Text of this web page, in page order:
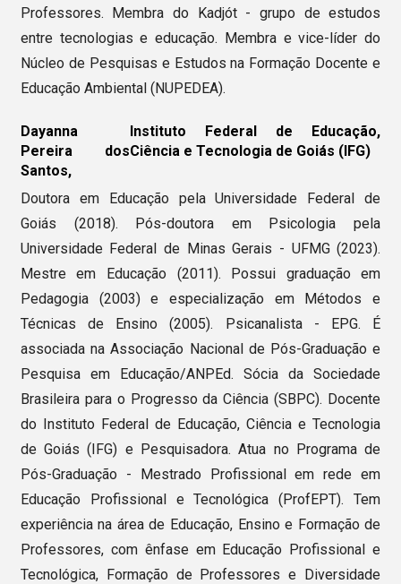
Professores. Membra do Kadjót - grupo de estudos
entre tecnologias e educação. Membra e vice-líder do
Núcleo de Pesquisas e Estudos na Formação Docente e
Educação Ambiental (NUPEDEA).
Dayanna
Pereira dos
Santos,
Instituto Federal de Educação,
Ciência e Tecnologia de Goiás (IFG)
Doutora em Educação pela Universidade Federal de
Goiás (2018). Pós-doutora em Psicologia pela
Universidade Federal de Minas Gerais - UFMG (2023).
Mestre em Educação (2011). Possui graduação em
Pedagogia (2003) e especialização em Métodos e
Técnicas de Ensino (2005). Psicanalista - EPG. É
associada na Associação Nacional de Pós-Graduação e
Pesquisa em Educação/ANPEd. Sócia da Sociedade
Brasileira para o Progresso da Ciência (SBPC). Docente
do Instituto Federal de Educação, Ciência e Tecnologia
de Goiás (IFG) e Pesquisadora. Atua no Programa de
Pós-Graduação - Mestrado Profissional em rede em
Educação Profissional e Tecnológica (ProfEPT). Tem
experiência na área de Educação, Ensino e Formação de
Professores, com ênfase em Educação Profissional e
Tecnológica, Formação de Professores e Diversidade